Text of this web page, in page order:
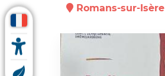
Romans-sur-Isère